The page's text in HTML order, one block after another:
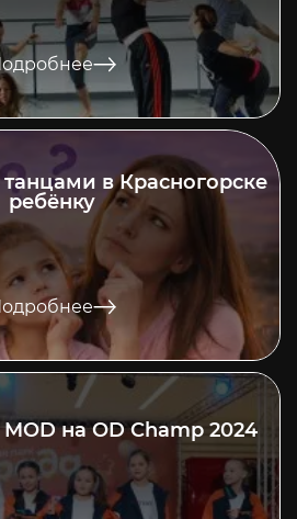
танцами в Красногорске
ребёнку
на OD Champ 2024